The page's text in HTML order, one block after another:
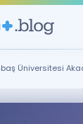
Şu An Boş.
Üniversitesi